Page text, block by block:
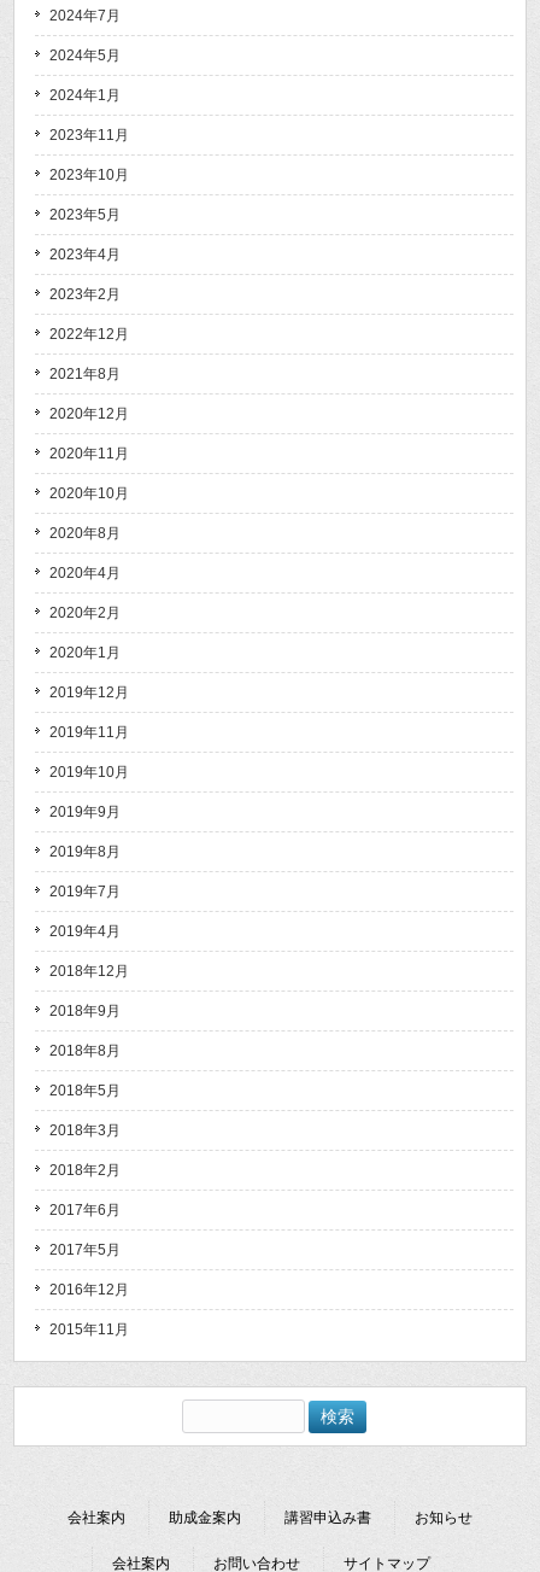
2024年7月
2024年5月
2024年1月
2023年11月
2023年10月
2023年5月
2023年4月
2023年2月
2022年12月
2021年8月
2020年12月
2020年11月
2020年10月
2020年8月
2020年4月
2020年2月
2020年1月
2019年12月
2019年11月
2019年10月
2019年9月
2019年8月
2019年7月
2019年4月
2018年12月
2018年9月
2018年8月
2018年5月
2018年3月
2018年2月
2017年6月
2017年5月
2016年12月
2015年11月
索:
会社案内 助成金案内 講習申込み書 お知らせ
会社案内 お問い合わせ サイトマップ